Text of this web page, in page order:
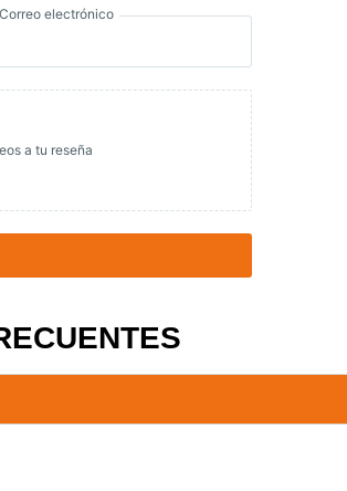
Correo electrónico
a tu reseña